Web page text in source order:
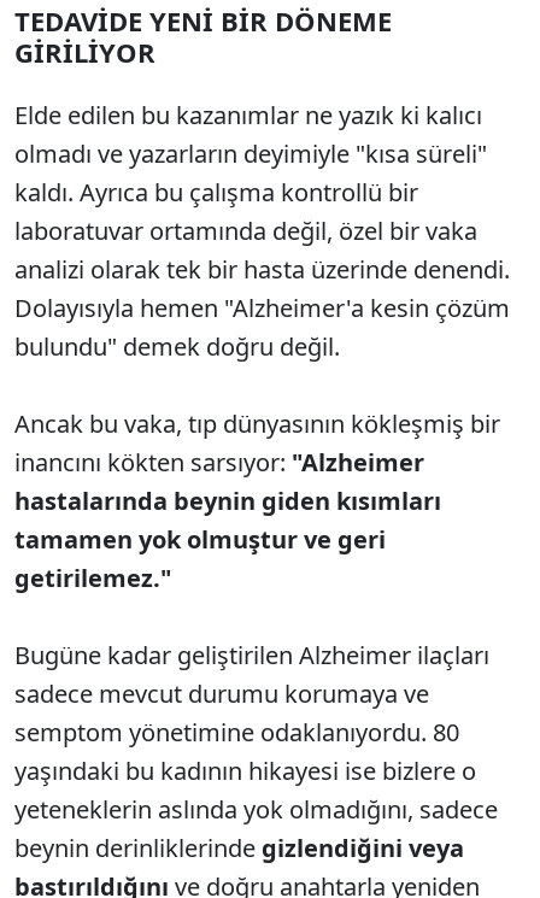
TEDAVİDE YENİ BİR DÖNEME
GİRİLİYOR
Elde edilen bu kazanımlar ne yazık ki kalıcı
olmadı ve yazarların deyimiyle "kısa süreli"
kaldı. Ayrıca bu çalışma kontrollü bir
laboratuvar ortamında değil, özel bir vaka
analizi olarak tek bir hasta üzerinde denendi.
Dolayısıyla hemen "Alzheimer'a kesin çözüm
bulundu" demek doğru değil.
Ancak bu vaka, tıp dünyasının kökleşmiş bir
inancını kökten sarsıyor: "Alzheimer
hastalarında beynin giden kısımları
tamamen yok olmuştur ve geri
getirilemez."
Bugüne kadar geliştirilen Alzheimer ilaçları
sadece mevcut durumu korumaya ve
semptom yönetimine odaklanıyordu. 80
yaşındaki bu kadının hikayesi ise bizlere o
yeteneklerin aslında yok olmadığını, sadece
beynin derinliklerinde gizlendiğini veya
bastırıldığını ve doğru anahtarla yeniden